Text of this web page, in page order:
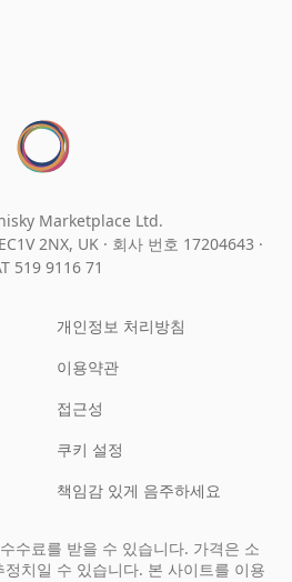
Marketplace Ltd.
2NX, UK · 회사 번호 17204643 ·
519 9116 71
개인정보 처리방침
이용약관
접근성
쿠키 설정
책임감 있게 음주하세요
수료를 받을 수 있습니다. 가격은 소
치일 수 있습니다. 본 사이트를 이용